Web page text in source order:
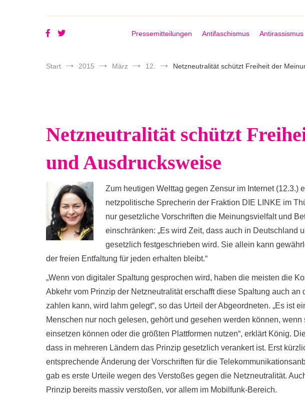
Pressemitteilungen Antifaschismus Antirassismus
Start 2015 März 12. Netzneutralität schützt Freiheit der
Netzneutralität schützt
und Ausdrucksweise
Zum heutigen Welttag gegen Zensur im Internet (12.3.)
netzpolitische Sprecherin der Fraktion DIE LINKE im
nur gesetzliche Vorschriften die Meinungsvielfalt und
einschränken: „Es wird Zeit, dass auch in Deutschland
gesetzlich festgeschrieben wird. Sie allein kann
der freien Entfaltung für jeden erhalten bleibt.“
„Wenn von digitaler Spaltung gesprochen wird, haben die meisten die
Abkehr vom Prinzip der Netzneutralität erschafft diese Spaltung auch an
zahlen kann, wird lahm gelegt“, so das Urteil der Abgeordneten. „Es ist
Menschen nur noch gelesen, gehört und gesehen werden können,
einsetzen können oder die größten Plattformen nutzen“, erklärt König.
dass in mehreren Ländern das Prinzip gesetzlich verankert ist. Erst
entsprechende Änderung der Vorschriften für die
gab es erste Urteile wegen des Verstoßes gegen die Netzneutralität.
Prinzip bereits massiv verstoßen, vor allem im Mobilfunk-Bereich.